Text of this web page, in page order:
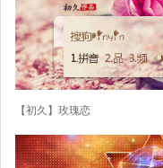
【初久】玫瑰恋